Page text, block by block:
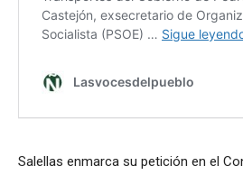
Salellas enmarca su petición en el